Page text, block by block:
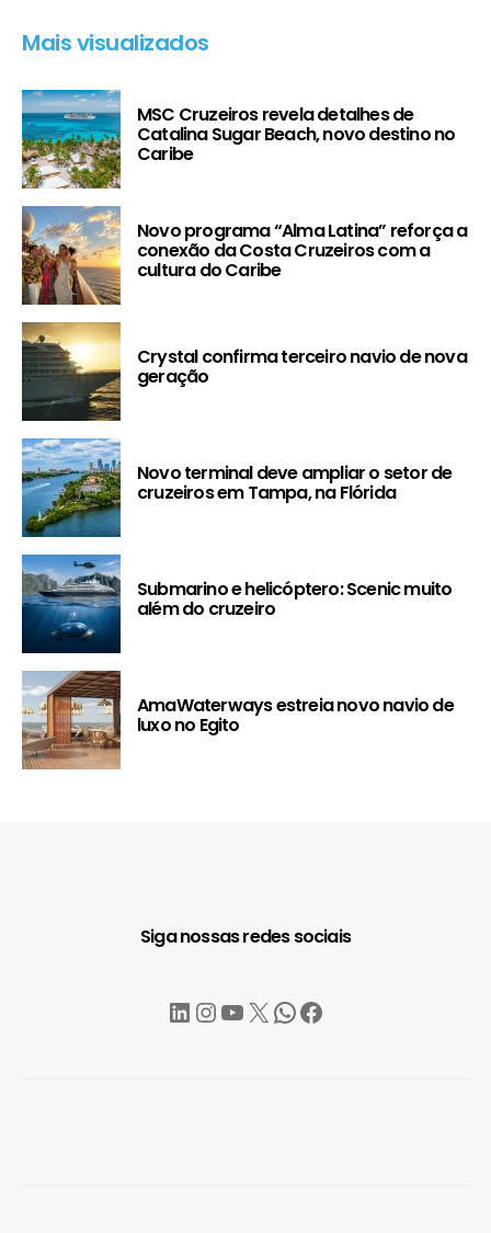
Mais visualizados
MSC Cruzeiros revela detalhes de
Catalina Sugar Beach, novo destino no
Caribe
Novo programa “Alma Latina” reforça a
conexão da Costa Cruzeiros com a
cultura do Caribe
Crystal confirma terceiro navio de nova
geração
Novo terminal deve ampliar o setor de
cruzeiros em Tampa, na Flórida
Submarino e helicóptero: Scenic muito
além do cruzeiro
AmaWaterways estreia novo navio de
luxo no Egito
Siga nossas redes sociais
LinkedIn
Instagram
YouTube
X WhatsApp
Facebook